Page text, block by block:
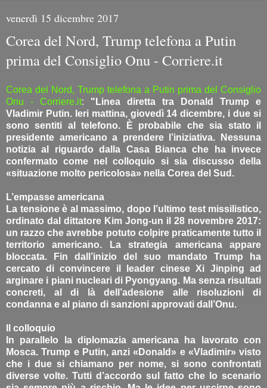
venerdì 15 dicembre 2017
Corea del Nord, Trump telefona a Putin
prima del Consiglio Onu - Corriere.it
Corea del Nord, Trump telefona a Putin prima del Consiglio
Onu - Corriere.it: "Linea diretta tra Donald Trump e
Vladimir Putin. Ieri mattina, giovedì 14 dicembre, i due si
sono sentiti al telefono. È probabile che sia stato il
presidente americano a prendere l’iniziativa. Nessuna
notizia al riguardo dalla Casa Bianca che ha invece
confermato come nel colloquio si sia discusso della
«situazione molto pericolosa» nella Corea del Sud.
L’empasse americana
La tensione è al massimo, dopo l’ultimo test missilistico,
ordinato dal dittatore Kim Jong-un il 28 novembre 2017:
un razzo che avrebbe potuto colpire praticamente tutto il
territorio americano. La strategia americana appare
bloccata. Fin dall’inizio del suo mandato Trump ha
cercato di convincere il leader cinese Xi Jinping ad
arginare i piani nucleari di Pyongyang. Ma senza risultati
concreti, al di là dell’adesione alle risoluzioni di
condanna e al piano di sanzioni approvati dall’Onu.
Il colloquio
In parallelo la diplomazia americana ha lavorato con
Mosca. Trump e Putin, anzi «Donald» e «Vladimir» visto
che i due si chiamano per nome, si sono confrontati
diverse volte. Tutti d’accordo sul fatto che lo scenario